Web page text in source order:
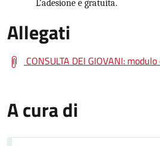
L’adesione è gratuita.
Allegati
CONSULTA DEI GIOVANI:
A cura di